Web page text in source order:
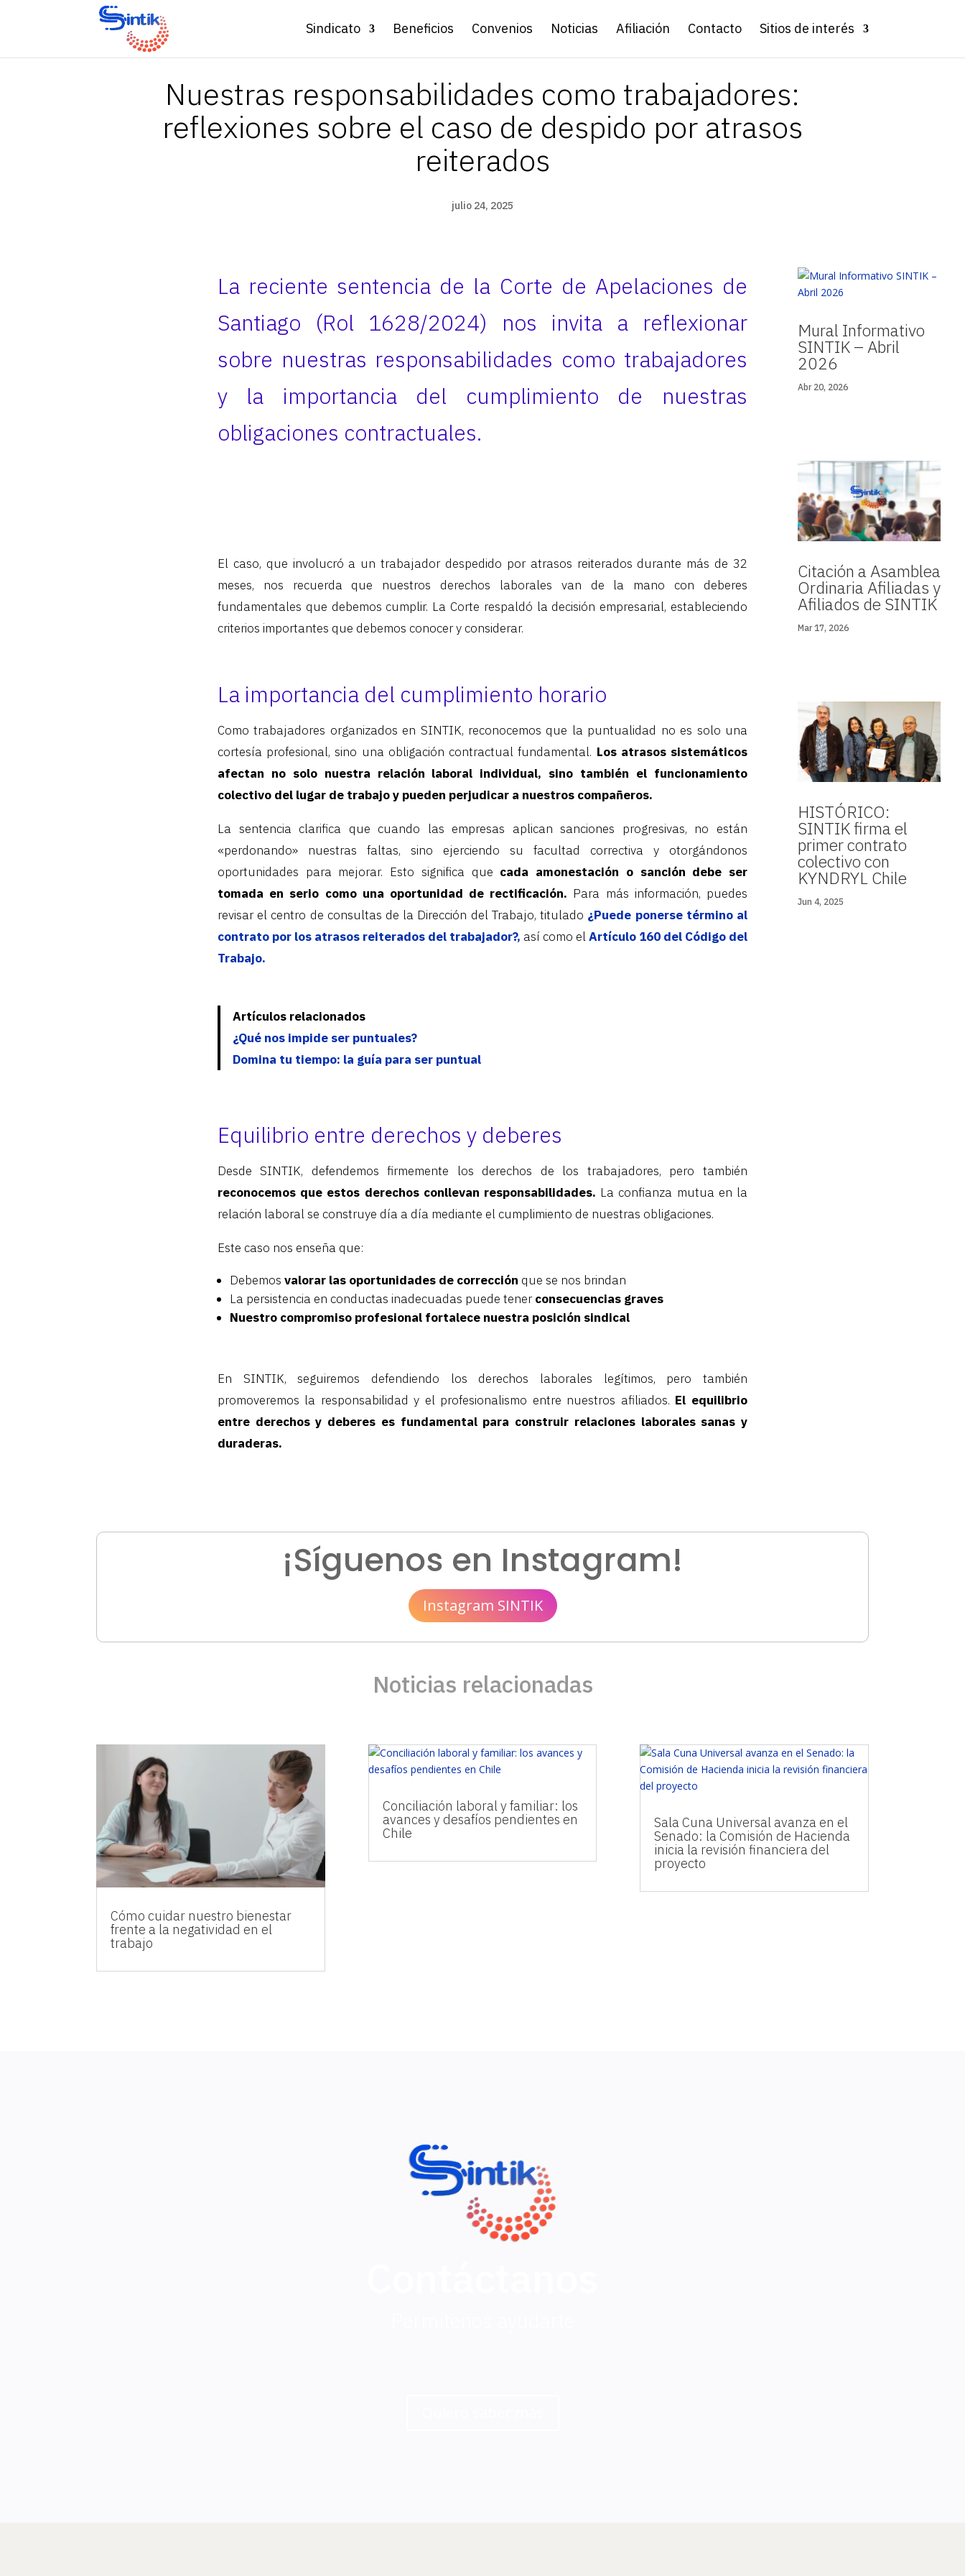
Sindicato Beneficios Convenios Noticias Afiliación Contacto Sitios de interés
Nuestras responsabilidades como trabajadores:
reflexiones sobre el caso de despido por atrasos
reiterados
julio 24, 2025
La reciente sentencia de la Corte de Apelaciones de
Santiago (Rol 1628/2024) nos invita a reflexionar
sobre nuestras responsabilidades como trabajadores
y la importancia del cumplimiento de nuestras
obligaciones contractuales.
El caso, que involucró a un trabajador despedido por atrasos reiterados durante más de 32
meses, nos recuerda que nuestros derechos laborales van de la mano con deberes
fundamentales que debemos cumplir. La Corte respaldó la decisión empresarial, estableciendo
criterios importantes que debemos conocer y considerar.
La importancia del cumplimiento horario
Como trabajadores organizados en SINTIK, reconocemos que la puntualidad no es solo una
cortesía profesional, sino una obligación contractual fundamental. Los atrasos sistemáticos
afectan no solo nuestra relación laboral individual, sino también el funcionamiento
colectivo del lugar de trabajo y pueden perjudicar a nuestros compañeros.
La sentencia clarifica que cuando las empresas aplican sanciones progresivas, no están
«perdonando» nuestras faltas, sino ejerciendo su facultad correctiva y otorgándonos
oportunidades para mejorar. Esto significa que cada amonestación o sanción debe ser
tomada en serio como una oportunidad de rectificación. Para más información, puedes
revisar el centro de consultas de la Dirección del Trabajo, titulado ¿Puede ponerse término al
contrato por los atrasos reiterados del trabajador?, así como elArtículo 160 del Código del
Trabajo.
Artículos relacionados
¿Qué nos impide ser puntuales?
Domina tu tiempo: la guía para ser puntual
Equilibrio entre derechos y deberes
Desde SINTIK, defendemos firmemente los derechos de los trabajadores, pero también
reconocemos que estos derechos conllevan responsabilidades. La confianza mutua en la
relación laboral se construye día a día mediante el cumplimiento de nuestras obligaciones.
Este caso nos enseña que:
Debemos valorar las oportunidades de corrección que se nos brindan
La persistencia en conductas inadecuadas puede tenerconsecuencias graves
Nuestro compromiso profesional fortalece nuestra posición sindical
En SINTIK, seguiremos defendiendo los derechos laborales legítimos, pero también
promoveremos la responsabilidad y el profesionalismo entre nuestros afiliados. El equilibrio
entre derechos y deberes es fundamental para construir relaciones laborales sanas y
duraderas.
Mural Informativo
SINTIK – Abril
2026
Abr 20, 2026
Citación a Asamblea
Ordinaria Afiliadas y
Afiliados de SINTIK
Mar 17, 2026
HISTÓRICO:
SINTIK firma el
primer contrato
colectivo con
KYNDRYL Chile
Jun 4, 2025
¡Síguenos en Instagram!
Instagram SINTIK
Noticias relacionadas
Cómo cuidar nuestro bienestar
frente a la negatividad en el
trabajo
Conciliación laboral y familiar: los
avances y desafíos pendientes en
Chile
Sala Cuna Universal avanza en el
Senado: la Comisión de Hacienda
inicia la revisión financiera del
proyecto